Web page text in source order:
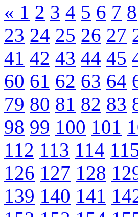
« 1 2 3 4 5 6 7 8
23 24 25 26 27
41 42 43 44 45
60 61 62 63 64
79 80 81 82 83
98 99 100 101
112 113 114
126 127 128
139 140 141